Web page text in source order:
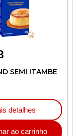
SEMI ITAMBE
detalhes
ao carrinho